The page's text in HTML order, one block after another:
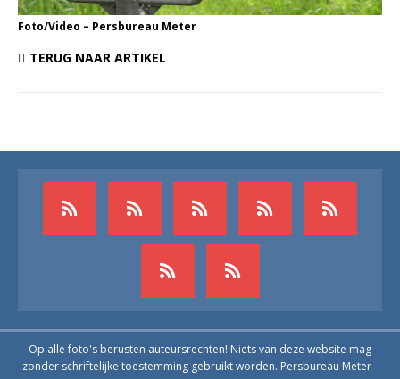
Foto/Video – Persbureau Meter
TERUG NAAR ARTIKEL
Op alle foto's berusten auteursrechten! Niets van deze website mag
zonder schriftelijke toestemming gebruikt worden. Persbureau Meter -